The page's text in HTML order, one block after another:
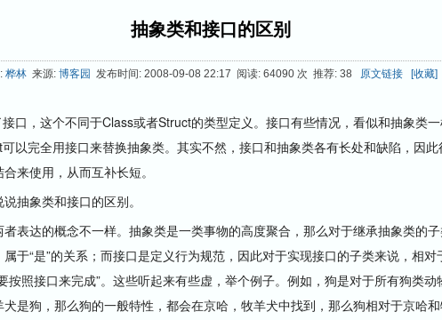
抽象类和接口的区别
桦林 来源: 博客园 发布时间: 2008-09-08 22:17 阅读: 64090 次 推荐: 38 原文链接 [收藏]
，这个不同于Class或者Struct的类型定义。接口有些情况，看似和抽象类
以完全用接口来替换抽象类。其实不然，接口和抽象类各有长处和缺陷，因此
来使用，从而互补长短。
象类和接口的区别。
达的概念不一样。抽象类是一类事物的高度聚合，那么对于继承抽象类的
于“是”的关系；而接口是定义行为规范，因此对于实现接口的子类来说，相对
按照接口来完成”。这些听起来有些虚，举个例子。例如，狗是对于所有狗类动
是狗，那么狗的一般特性，都会在京哈，牧羊犬中找到，那么狗相对于京哈